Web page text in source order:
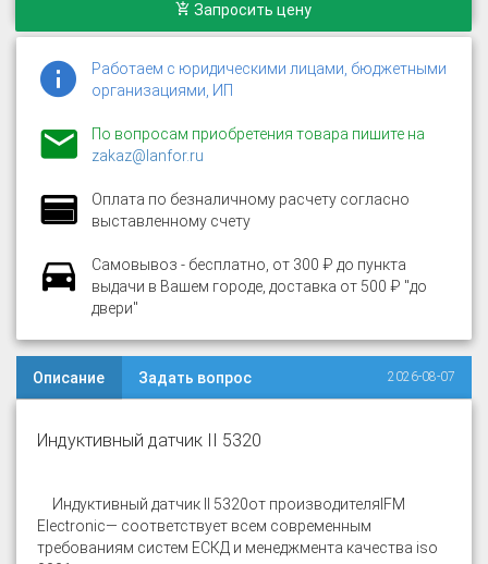
Запросить цену
Работаем с юридическими лицами, бюджетными
организациями, ИП
По вопросам приобретения товара пишите на
zakaz@lanfor.ru
Оплата по безналичному расчету согласно
выставленному счету
Самовывоз - бесплатно, от 300 ₽ до пункта
выдачи в Вашем городе, доставка от 500 ₽ "до
двери"
Описание Задать вопрос 2026-08-07
Индуктивный датчик II 5320
Индуктивный датчик II 5320от производителя IFM
Electronic— соответствует всем современным
требованиям систем ЕСКД и менеджмента качества iso